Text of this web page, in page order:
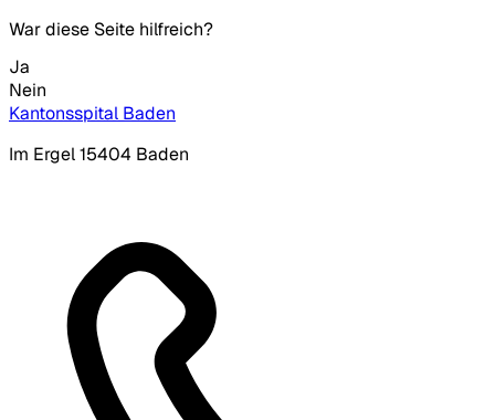
War diese Seite hilfreich?
Ja
Nein
Kantonsspital Baden
Im Ergel 15404 Baden